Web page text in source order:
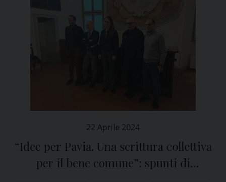
22 Aprile 2024
“Idee per Pavia. Una scrittura collettiva
per il bene comune”: spunti di